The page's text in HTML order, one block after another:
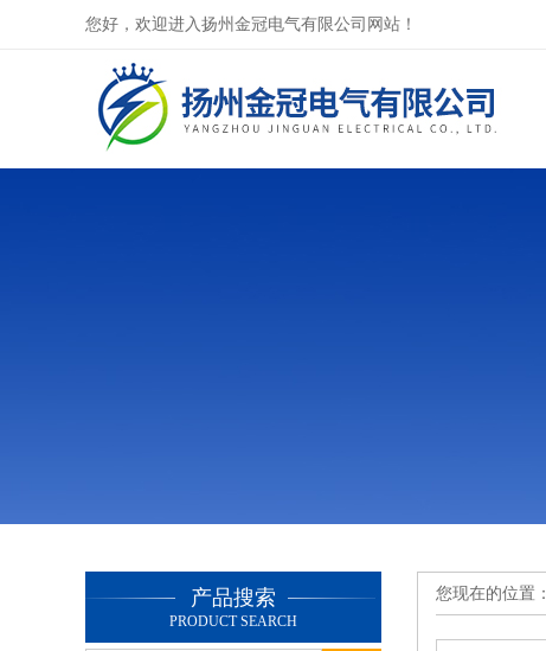
您好，欢迎进入扬州金冠电气有限公司网站！
产品搜索
PRODUCT SEARCH
您现在的位置：